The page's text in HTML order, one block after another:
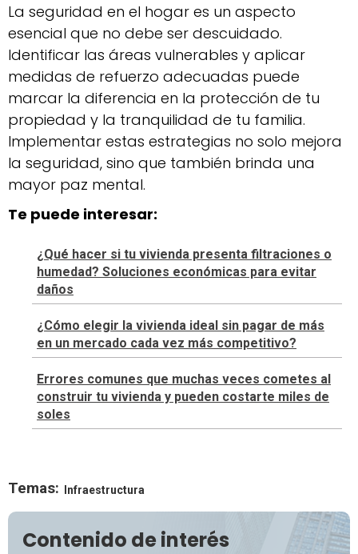
La seguridad en el hogar es un aspecto
esencial que no debe ser descuidado.
Identificar las áreas vulnerables y aplicar
medidas de refuerzo adecuadas puede
marcar la diferencia en la protección de tu
propiedad y la tranquilidad de tu familia.
Implementar estas estrategias no solo mejora
la seguridad, sino que también brinda una
mayor paz mental.
Te puede interesar:
¿Qué hacer si tu vivienda presenta filtraciones o
humedad? Soluciones económicas para evitar
daños
¿Cómo elegir la vivienda ideal sin pagar de más
en un mercado cada vez más competitivo?
Errores comunes que muchas veces cometes al
construir tu vivienda y pueden costarte miles de
soles
Temas: Infraestructura
Contenido de interés